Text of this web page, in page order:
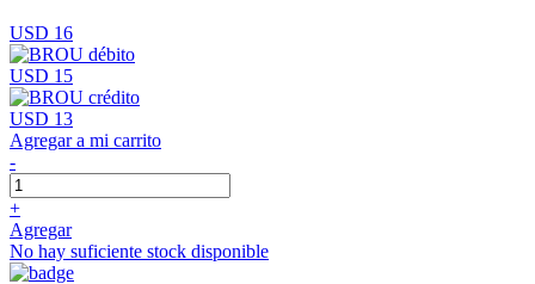
USD 16
USD 15
USD 13
Agregar a mi carrito
-
+
Agregar
No hay suficiente stock disponible